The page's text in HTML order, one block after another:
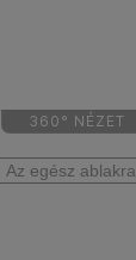
360° NÉZET
Az egész ablakra